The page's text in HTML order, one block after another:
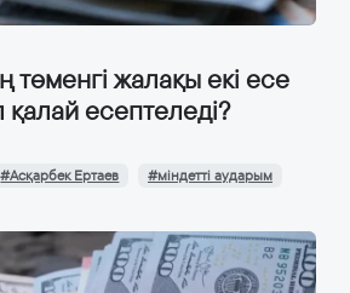
төменгі жалақы екі есе
қалай есептеледі?
#Асқарбек Ертаев #міндетті аударым